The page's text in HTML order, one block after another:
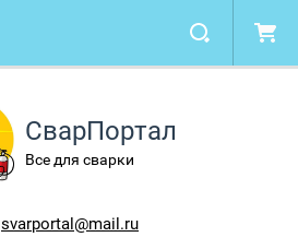
СварПортал
Все для сварки
svarportal@mail.ru